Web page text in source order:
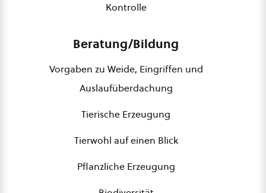
Kontrolle
Beratung/Bildung
Vorgaben zu Weide, Eingriffen und
Auslaufüberdachung
Tierische Erzeugung
Tierwohl auf einen Blick
Pflanzliche Erzeugung